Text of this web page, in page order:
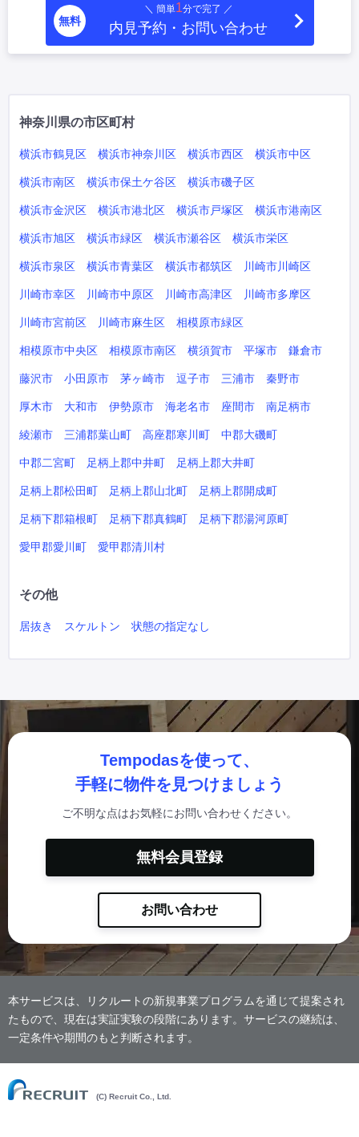
無料
＼ 簡単1分で完了 ／
内見予約・お問い合わせ
神奈川県の市区町村
横浜市鶴見区 横浜市神奈川区 横浜市西区 横浜市中区
横浜市南区 横浜市保土ケ谷区 横浜市磯子区
横浜市金沢区 横浜市港北区 横浜市戸塚区 横浜市港南区
横浜市旭区 横浜市緑区 横浜市瀬谷区 横浜市栄区
横浜市泉区 横浜市青葉区 横浜市都筑区 川崎市川崎区
川崎市幸区 川崎市中原区 川崎市高津区 川崎市多摩区
川崎市宮前区 川崎市麻生区 相模原市緑区
相模原市中央区 相模原市南区 横須賀市 平塚市 鎌倉市
藤沢市 小田原市 茅ヶ崎市 逗子市 三浦市 秦野市
厚木市 大和市 伊勢原市 海老名市 座間市 南足柄市
綾瀬市 三浦郡葉山町 高座郡寒川町 中郡大磯町
中郡二宮町 足柄上郡中井町 足柄上郡大井町
足柄上郡松田町 足柄上郡山北町 足柄上郡開成町
足柄下郡箱根町 足柄下郡真鶴町 足柄下郡湯河原町
愛甲郡愛川町 愛甲郡清川村
その他
居抜き スケルトン 状態の指定なし
Tempodasを使って、
手軽に物件を見つけましょう
ご不明な点はお気軽にお問い合わせください。
無料会員登録
お問い合わせ
本サービスは、リクルートの新規事業プログラムを通じて提案され
たもので、現在は実証実験の段階にあります。サービスの継続は、
一定条件や期間のもと判断されます。
(C) Recruit Co., Ltd.